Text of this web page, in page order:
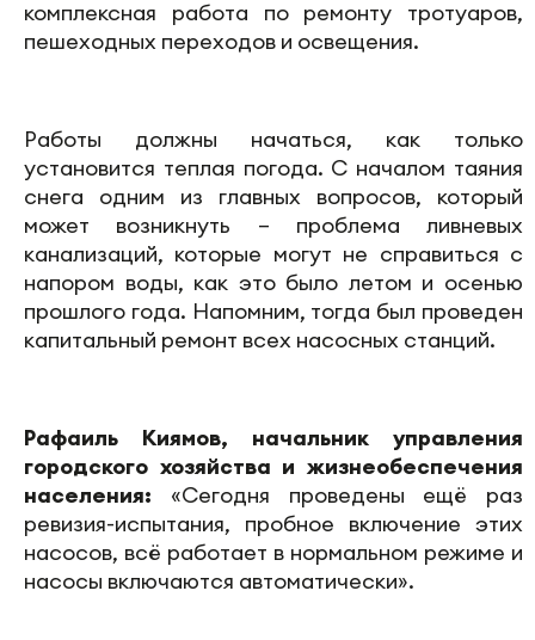
комплексная работа по ремонту тротуаров,
пешеходных переходов и освещения.
Работы должны начаться, как только
установится теплая погода. С началом таяния
снега одним из главных вопросов, который
может возникнуть – проблема ливневых
канализаций, которые могут не справиться с
напором воды, как это было летом и осенью
прошлого года. Напомним, тогда был проведен
капитальный ремонт всех насосных станций.
Рафаиль Киямов, начальник управления
городского хозяйства и жизнеобеспечения
населения: «Сегодня проведены ещё раз
ревизия-испытания, пробное включение этих
насосов, всё работает в нормальном режиме и
насосы включаются автоматически».